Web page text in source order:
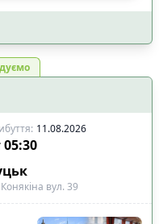
: 11.08.2026
05:30
вул. 39